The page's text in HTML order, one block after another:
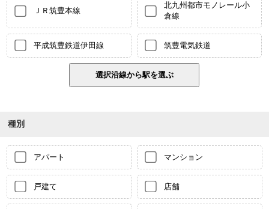
ＪＲ筑豊本線
北九州都市モノレール小
倉線
平成筑豊鉄道伊田線 筑豊電気鉄道
種別
アパート マンション
戸建て 店舗